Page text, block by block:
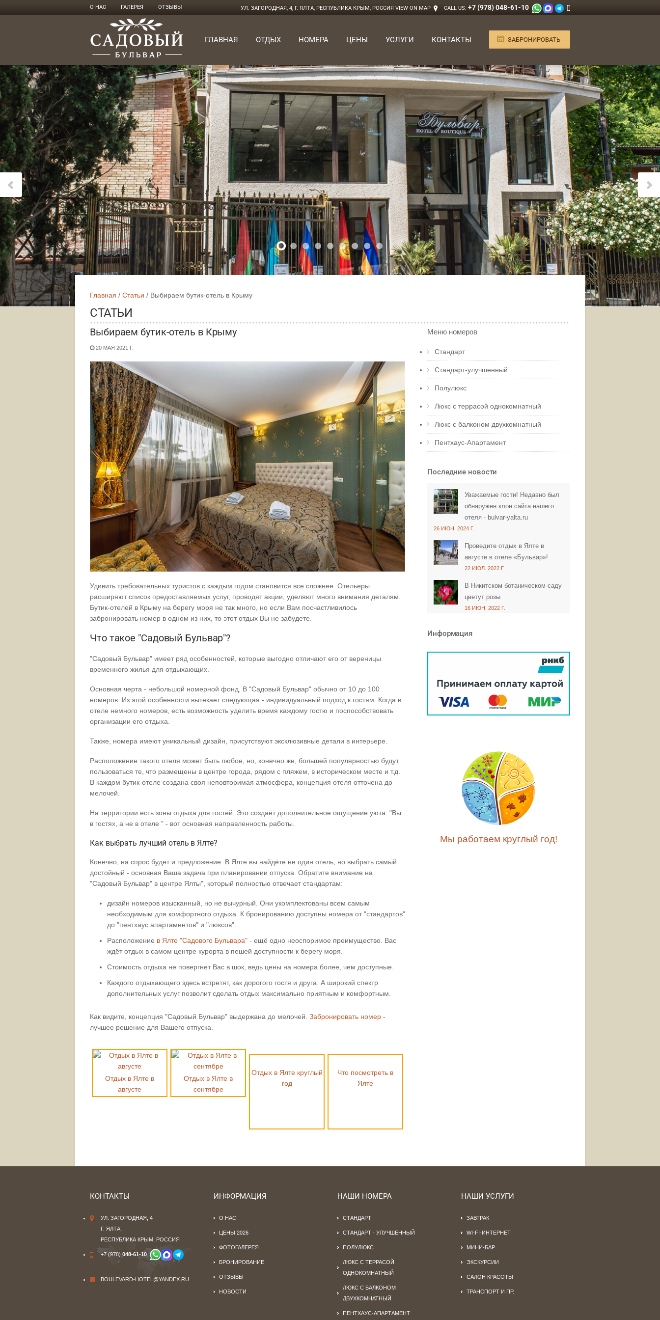
О НАС ГАЛЕРЕЯ ОТЗЫВЫ УЛ. ЗАГОРОДНАЯ, 4, Г. ЯЛТА, РЕСПУБЛИКА КРЫМ, РОССИЯ VIEW ON MAP CALL US: +7 (978) 048-61-10
ЗАБРОНИРОВАТЬ
ГЛАВНАЯ ОТДЫХ НОМЕРА ЦЕНЫ УСЛУГИ КОНТАКТЫ
Главная Статьи Выбираем бутик-отель в Крыму
СТАТЬИ
Выбираем бутик-отель в Крыму
20 МАЯ 2021 Г.
Удивить требовательных туристов с каждым годом становится все сложнее. Отельеры
расширяют список предоставляемых услуг, проводят акции, уделяют много внимания деталям.
Бутик-отелей в Крыму на берегу моря не так много, но если Вам посчастливилось
забронировать номер в одном из них, то этот отдых Вы не забудете.
Что такое "Садовый Бульвар"?
"Садовый Бульвар" имеет ряд особенностей, которые выгодно отличают его от вереницы
временного жилья для отдыхающих.
Основная черта - небольшой номерной фонд. В "Садовый Бульвар" обычно от 10 до 100
номеров. Из этой особенности вытекает следующая - индивидуальный подход к гостям. Когда в
отеле немного номеров, есть возможность уделить время каждому гостю и поспособствовать
организации его отдыха.
Также, номера имеют уникальный дизайн, присутствуют эксклюзивные детали в интерьере.
Расположение такого отеля может быть любое, но, конечно же, большей популярностью будут
пользоваться те, что размещены в центре города, рядом с пляжем, в историческом месте и т.д.
В каждом бутик-отеле создана своя неповторимая атмосфера, концепция отеля отточена до
мелочей.
На территории есть зоны отдыха для гостей. Это создаёт дополнительное ощущение уюта. "Вы
в гостях, а не в отеле " - вот основная направленность работы.
Как выбрать лучший отель в Ялте?
Конечно, на спрос будет и предложение. В Ялте вы найдёте не один отель, но выбрать самый
достойный - основная Ваша задача при планировании отпуска. Обратите внимание на
"Садовый Бульвар" в центре Ялты", который полностью отвечает стандартам:
дизайн номеров изысканный, но не вычурный. Они укомплектованы всем самым
необходимым для комфортного отдыха. К бронированию доступны номера от "стандартов"
до "пентхаус апартаментов" и "люксов".
Расположение в Ялте "Садового Бульвара" - ещё одно неоспоримое преимущество. Вас
ждёт отдых в самом центре курорта в пешей доступности к берегу моря.
Стоимость отдыха не повергнет Вас в шок, ведь цены на номера более, чем доступные.
Каждого отдыхающего здесь встретят, как дорогого гостя и друга. А широкий спектр
дополнительных услуг позволит сделать отдых максимально приятным и комфортным.
Как видите, концепция "Садовый Бульвар" выдержана до мелочей. Забронировать номер -
лучшее решение для Вашего отпуска.
Отдых в Ялте в
августе
Отдых в Ялте в
сентябре
Отдых в Ялте круглый
год
Что посмотреть в
Ялте
Меню номеров
Стандарт
Стандарт-улучшенный
Полулюкс
Люкс с террасой однокомнатный
Люкс с балконом двухкомнатный
Пентхаус-Апартамент
Последние новости
Уважаемые гости! Недавно был
обнаружен клон сайта нашего
отеля - bulvar-yalta.ru
26 ИЮН. 2024 Г.
Проведите отдых в Ялте в
августе в отеле «Бульвар»!
22 ИЮЛ. 2022 Г.
В Никитском ботаническом саду
цветут розы
16 ИЮН. 2022 Г.
Информация
Мы работаем круглый год!
КОНТАКТЫ
УЛ. ЗАГОРОДНАЯ, 4
Г. ЯЛТА,
РЕСПУБЛИКА КРЫМ, РОССИЯ
+7 (978)048-61-10
BOULEVARD-HOTEL@YANDEX.RU
ИНФОРМАЦИЯ
О НАС
ЦЕНЫ 2026
ФОТОГАЛЕРЕЯ
БРОНИРОВАНИЕ
ОТЗЫВЫ
НОВОСТИ
НАШИ НОМЕРА
СТАНДАРТ
СТАНДАРТ - УЛУЧШЕННЫЙ
ПОЛУЛЮКС
ЛЮКС С ТЕРРАСОЙ
ОДНОКОМНАТНЫЙ
ЛЮКС С БАЛКОНОМ
ДВУХКОМНАТНЫЙ
ПЕНТХАУС-АПАРТАМЕНТ
НАШИ УСЛУГИ
ЗАВТРАК
WI-FI-ИНТЕРНЕТ
МИНИ-БАР
ЭКСКУРСИИ
САЛОН КРАСОТЫ
ТРАНСПОРТ И ПР.